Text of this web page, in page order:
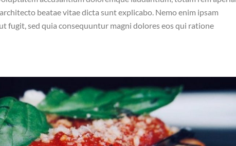
beatae vitae dicta sunt explicabo. Nemo enim ipsam
sed quia consequuntur magni dolores eos qui ratione